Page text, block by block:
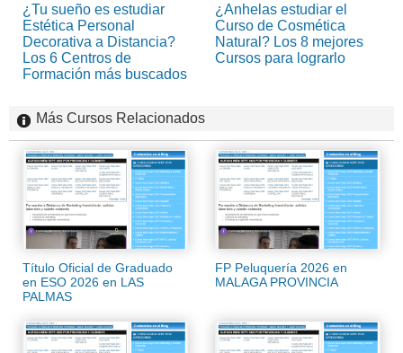
¿Tu sueño es estudiar
Estética Personal
Decorativa a Distancia?
Los 6 Centros de
Formación más buscados
¿Anhelas estudiar el
Curso de Cosmética
Natural? Los 8 mejores
Cursos para lograrlo
Más Cursos Relacionados
Título Oficial de Graduado
en ESO 2026 en LAS
PALMAS
FP Peluquería 2026 en
MALAGA PROVINCIA